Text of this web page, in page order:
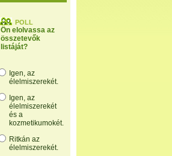
POLL
Ön elolvassa az
összetevők
listáját?
Igen, az
élelmiszerekét.
Igen, az
élelmiszerekét
és a
kozmetikumokét.
Ritkán az
élelmiszerekét.